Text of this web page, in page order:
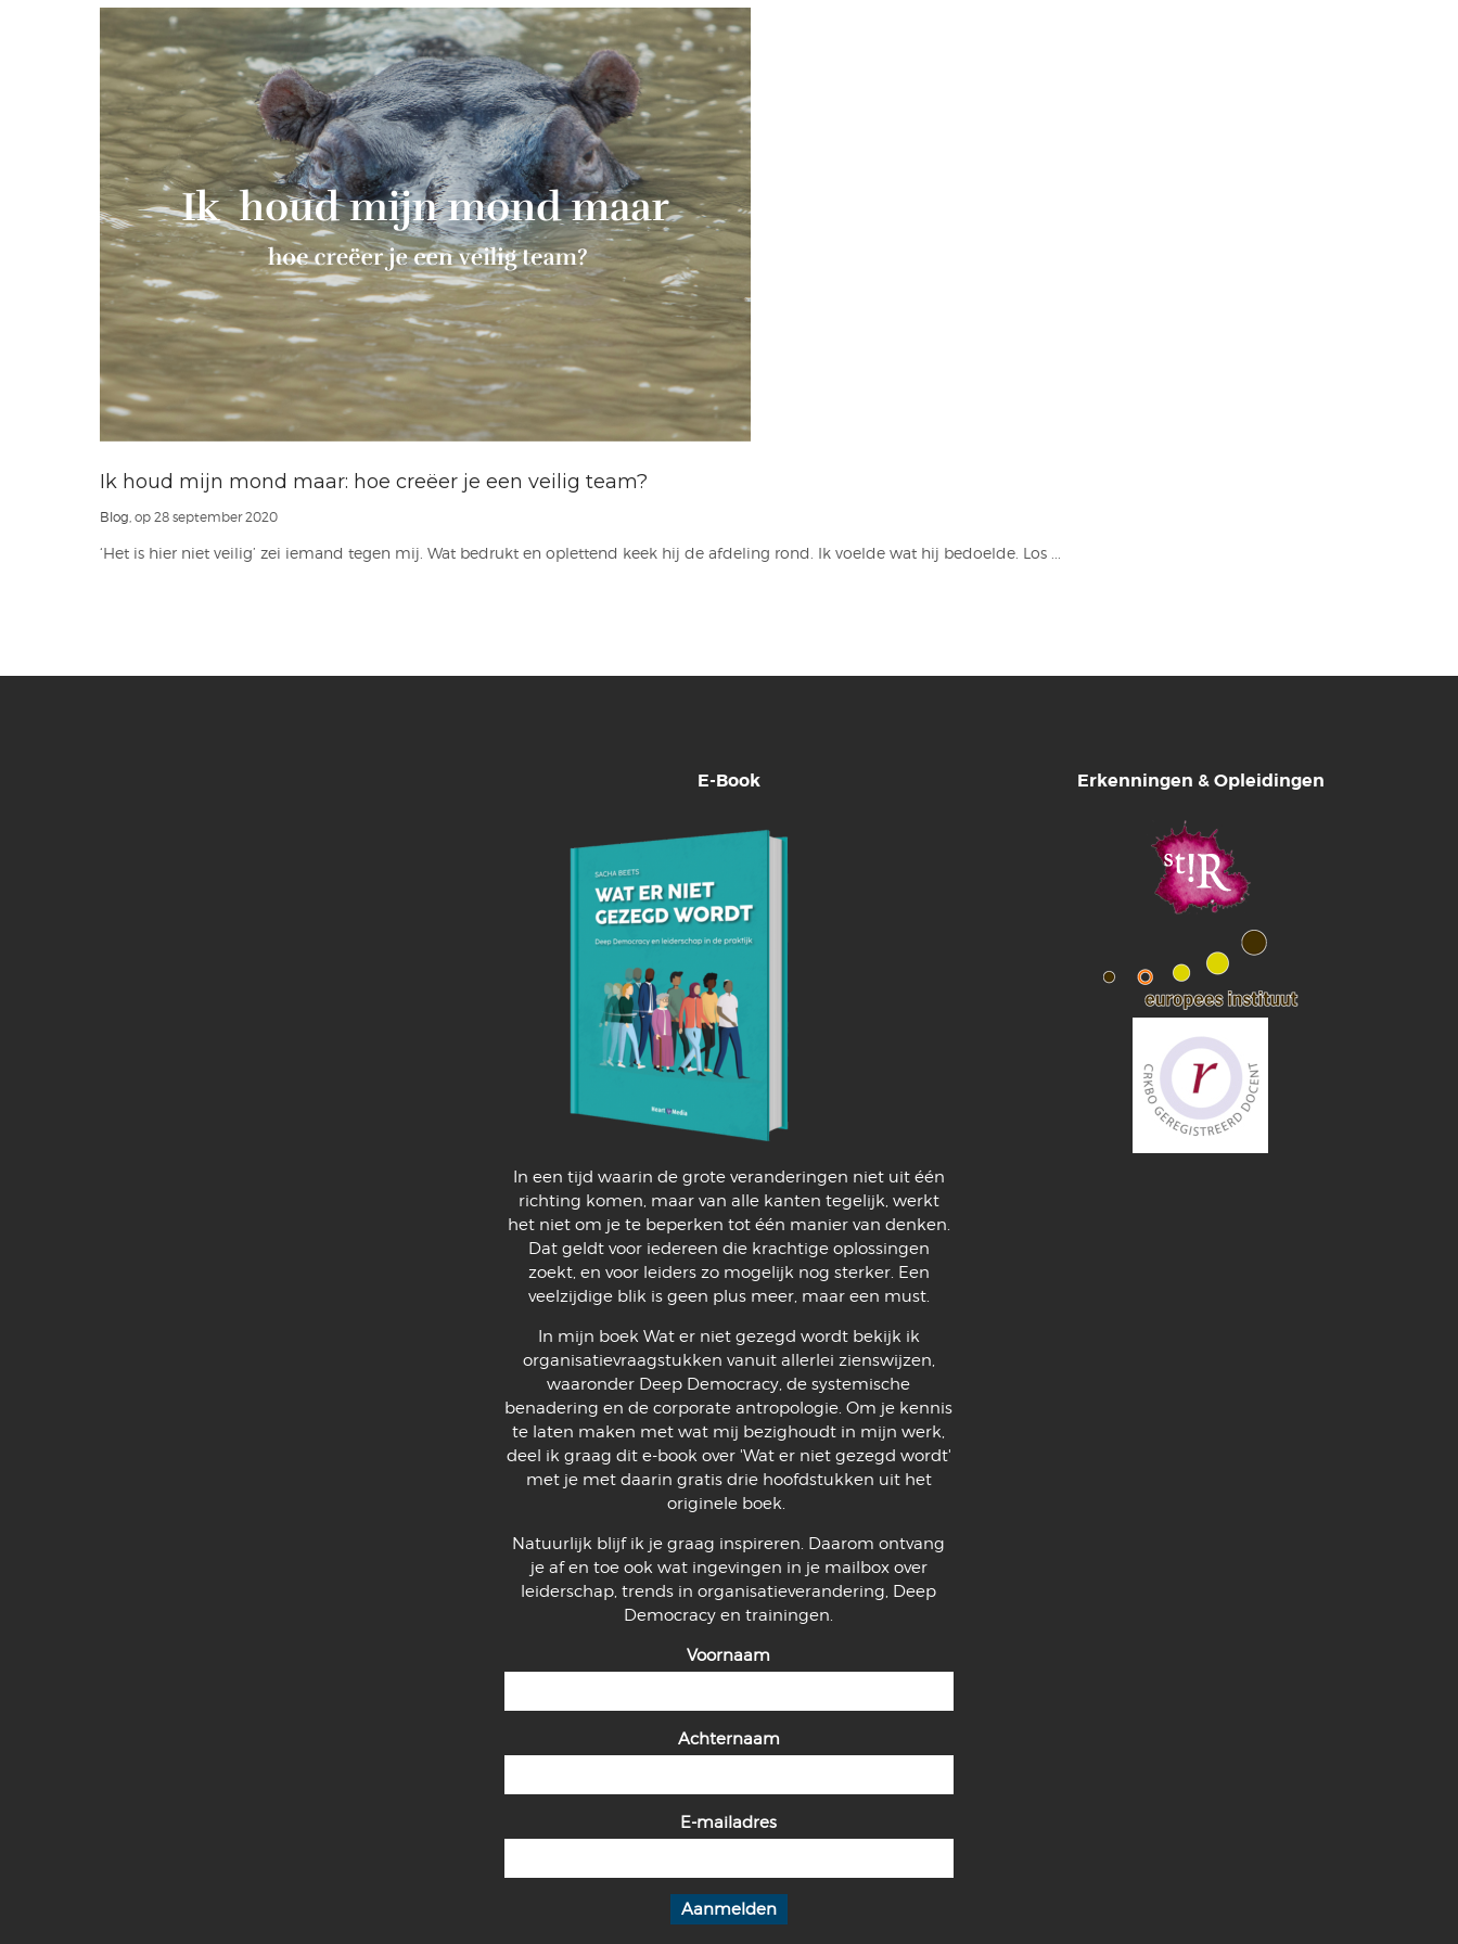
Ik houd mijn mond maar: hoe creëer je een veilig team?
Blog , op 28 september 2020
‘Het is hier niet veilig’ zei iemand tegen mij. Wat bedrukt en oplettend keek hij de afdeling rond. Ik voelde wat hij bedoelde. Los ...
E-Book
In een tijd waarin de grote veranderingen niet uit één
richting komen, maar van alle kanten tegelijk, werkt
het niet om je te beperken tot één manier van denken.
Dat geldt voor iedereen die krachtige oplossingen
zoekt, en voor leiders zo mogelijk nog sterker. Een
veelzijdige blik is geen plus meer, maar een must.
In mijn boek Wat er niet gezegd wordt bekijk ik
organisatievraagstukken vanuit allerlei zienswijzen,
waaronder Deep Democracy, de systemische
benadering en de corporate antropologie. Om je kennis
te laten maken met wat mij bezighoudt in mijn werk,
deel ik graag dit e-book over 'Wat er niet gezegd wordt'
met je met daarin gratis drie hoofdstukken uit het
originele boek.
Natuurlijk blijf ik je graag inspireren. Daarom ontvang
je af en toe ook wat ingevingen in je mailbox over
leiderschap, trends in organisatieverandering, Deep
Democracy en trainingen.
Voornaam
Achternaam
E-mailadres
Erkenningen & Opleidingen